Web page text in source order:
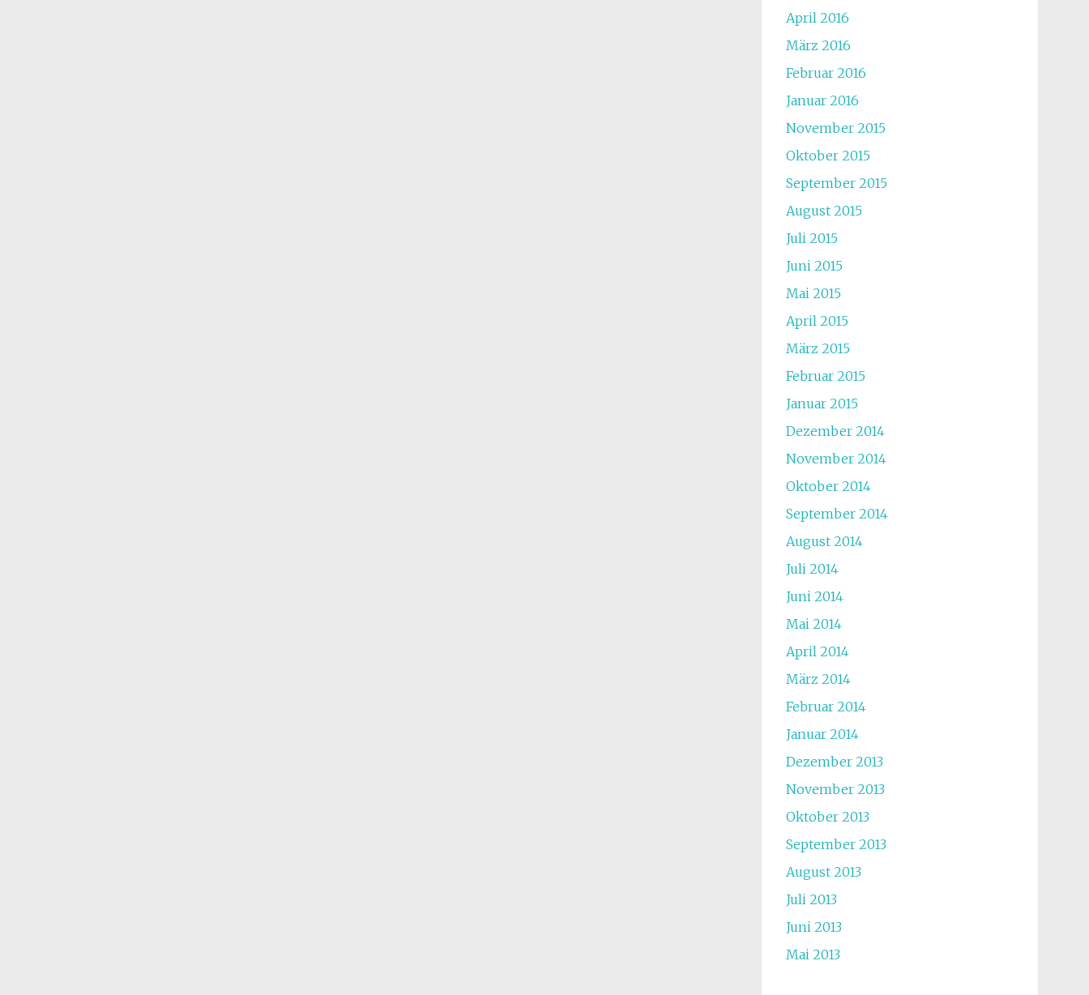
April 2016
März 2016
Februar 2016
Januar 2016
November 2015
Oktober 2015
September 2015
August 2015
Juli 2015
Juni 2015
Mai 2015
April 2015
März 2015
Februar 2015
Januar 2015
Dezember 2014
November 2014
Oktober 2014
September 2014
August 2014
Juli 2014
Juni 2014
Mai 2014
April 2014
März 2014
Februar 2014
Januar 2014
Dezember 2013
November 2013
Oktober 2013
September 2013
August 2013
Juli 2013
Juni 2013
Mai 2013